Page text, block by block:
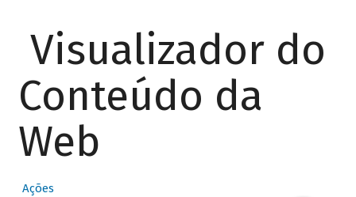
Visualizador do
Conteúdo da
Web
Ações